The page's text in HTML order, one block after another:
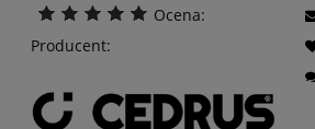
Ocena:
Producent: